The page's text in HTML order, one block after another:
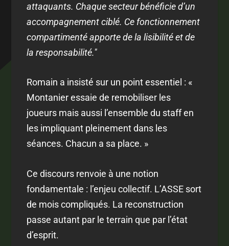
attaquants. Chaque secteur bénéficie d’un
accompagnement ciblé. Ce fonctionnement
compartimenté apporte de la lisibilité et de
la responsabilité."
Romain a insisté sur un point essentiel : «
Montanier essaie de remobiliser les
joueurs mais aussi l’ensemble du staff en
les impliquant pleinement dans les
séances. Chacun a sa place. »
Ce discours renvoie à une notion
fondamentale : l’enjeu collectif. L’ASSE sort
de mois compliqués. La reconstruction
passe autant par le terrain que par l’état
d’esprit.